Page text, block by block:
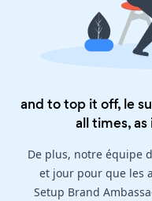
and to top it off, le
all times, as
De plus, notre équipe
et jour pour que les
Setup Brand